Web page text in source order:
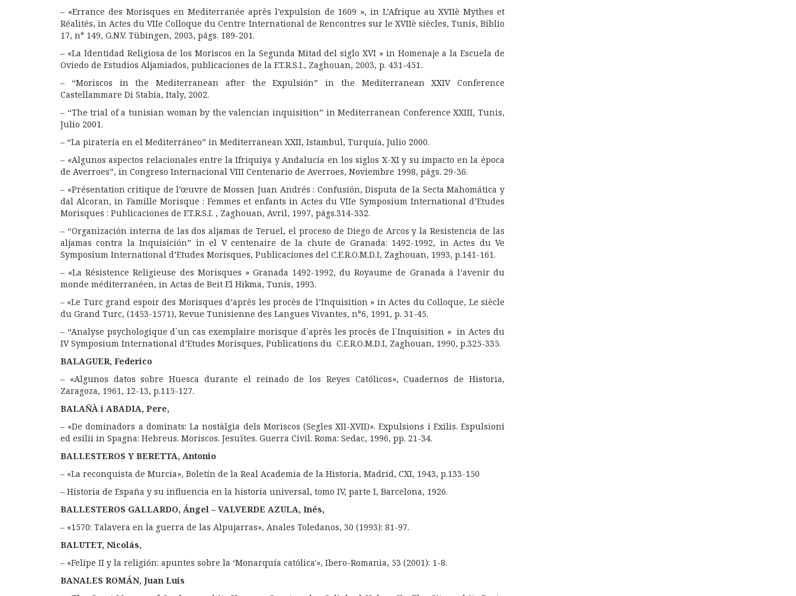
– «Errance des Morisques en Mediterranée après l’expulsion de 1609 », in L’Afrique au XVIIè Mythes et
Réalités, in Actes du VIIe Colloque du Centre International de Rencontres sur le XVIIè siècles, Tunis, Biblio
17, n° 149, G.N.V. Tübingen, 2003, págs. 189-201.
– «La Identidad Religiosa de los Moriscos en la Segunda Mitad del siglo XVI » in Homenaje a la Escuela de
Oviedo de Estudios Aljamiados, publicaciones de la F.T.R.S.I., Zaghouan, 2003, p. 431-451.
– “Moriscos in the Mediterranean after the Expulsión” in the Mediterranean XXIV Conference
Castellammare Di Stabia, Italy, 2002.
– “The trial of a tunisian woman by the valencian inquisition” in Mediterranean Conference XXIII, Tunis,
Julio 2001.
– “La piratería en el Mediterráneo” in Mediterranean XXII, Istambul, Turquía, Julio 2000.
– «Algunos aspectos relacionales entre la Ifriquiya y Andalucía en los siglos X-XI y su impacto en la época
de Averroes”, in Congreso Internacional VIII Centenario de Averroes, Noviembre 1998, págs. 29-36.
– «Présentation critique de l’œuvre de Mossen Juan Andrés : Confusión, Disputa de la Secta Mahomática y
dal Alcoran, in Famille Morisque : Femmes et enfants in Actes du VIIe Symposium International d’Etudes
Morisques : Publicaciones de F.T.R.S.I. , Zaghouan, Avril, 1997, págs.314-332.
– “Organización interna de las dos aljamas de Teruel, el proceso de Diego de Arcos y la Resistencia de las
aljamas contra la Inquisición” in el V centenaire de la chute de Granada: 1492-1992, in Actes du Ve
Symposium International d’Etudes Morisques, Publicaciones del C.E.R.O.M.D.I, Zaghouan, 1993, p.141-161.
– «La Résistence Religieuse des Morisques » Granada 1492-1992, du Royaume de Granada à l’avenir du
monde méditerranéen, in Actas de Beit El Hikma, Tunis, 1993.
– «Le Turc grand espoir des Morisques d’après les procès de l’Inquisition » in Actes du Colloque, Le siècle
du Grand Turc, (1453-1571), Revue Tunisienne des Langues Vivantes, n°6, 1991, p. 31-45.
– “Analyse psychologique d´un cas exemplaire morisque d´après les procès de l´Inquisition » in Actes du
IV Symposium International d’Etudes Morisques, Publications du C.E.R.O.M.D.I, Zaghouan, 1990, p.325-335.
BALAGUER, Federico
– «Algunos datos sobre Huesca durante el reinado de los Reyes Católicos», Cuadernos de Historia,
Zaragoza, 1961, 12-13, p.115-127.
BALAÑÀ i ABADIA, Pere,
– «De dominadors a dominats: La nostàlgia dels Moriscos (Segles XII-XVII)». Expulsions i Exilis. Espulsioni
ed esilii in Spagna: Hebreus. Moriscos. Jesuïtes. Guerra Civil. Roma: Sedac, 1996, pp. 21-34.
BALLESTEROS Y BERETTA, Antonio
– «La reconquista de Murcia», Boletín de la Real Academia de la Historia, Madrid, CXI, 1943, p.133-150
– Historia de España y su influencia en la historia universal, tomo IV, parte I, Barcelona, 1926.
BALLESTEROS GALLARDO, Ángel – VALVERDE AZULA, Inés,
– «1570: Talavera en la guerra de las Alpujarras», Anales Toledanos, 30 (1993): 81-97.
BALUTET, Nicolás,
– «Felipe II y la religión: apuntes sobre la ‘Monarquía católica'», Ibero-Romania, 53 (2001): 1-8.
BANALES ROMÁN, Juan Luis